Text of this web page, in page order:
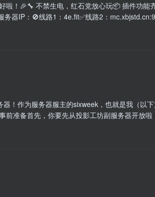
啦！🎉🔧 不禁生电，红石党放心玩📦 插件功
器IP：🚫线路1：4e.fit✅️线路2：
！作为服务器服主的sixweek，也就是我（以
准备首先，你要先从投影工坊副服务器开放